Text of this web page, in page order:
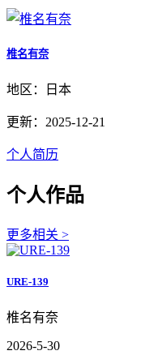
椎名有奈
地区：日本
更新：2025-12-21
个人简历
个人作品
更多相关 >
URE-139
椎名有奈
2026-5-30